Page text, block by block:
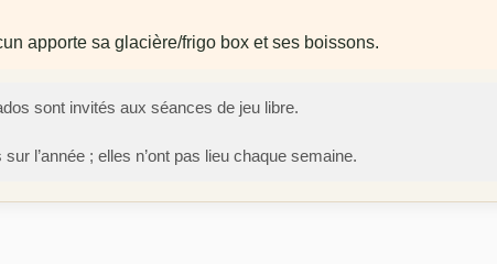
apporte sa glacière/frigo box et ses boissons.
sont invités aux séances de jeu libre.
l’année ; elles n’ont pas lieu chaque semaine.